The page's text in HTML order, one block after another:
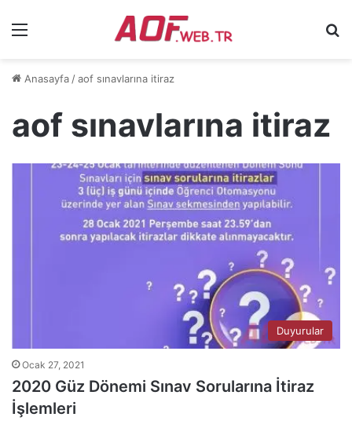
Menü
Anasayfa /aof sınavlarına itiraz
aof sınavlarına itiraz
Duyurular
Ocak 27, 2021
2020 Güz Dönemi Sınav Sorularına İtiraz
İşlemleri